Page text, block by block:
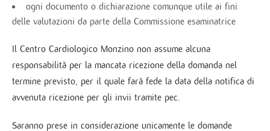
ogni documento o dichiarazione comunque utile ai fini
delle valutazioni da parte della Commissione esaminatrice
Il Centro Cardiologico Monzino non assume alcuna
responsabilità per la mancata ricezione della domanda nel
termine previsto, per il quale farà fede la data della notifica di
avvenuta ricezione per gli invii tramite pec.
Saranno prese in considerazione unicamente le domande